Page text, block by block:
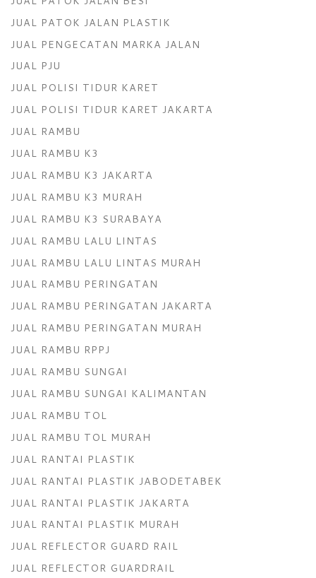
JUAL PATOK JALAN PLASTIK
JUAL PENGECATAN MARKA JALAN
JUAL PJU
JUAL POLISI TIDUR KARET
JUAL POLISI TIDUR KARET JAKARTA
JUAL RAMBU
JUAL RAMBU K3
JUAL RAMBU K3 JAKARTA
JUAL RAMBU K3 MURAH
JUAL RAMBU K3 SURABAYA
JUAL RAMBU LALU LINTAS
JUAL RAMBU LALU LINTAS MURAH
JUAL RAMBU PERINGATAN
JUAL RAMBU PERINGATAN JAKARTA
JUAL RAMBU PERINGATAN MURAH
JUAL RAMBU RPPJ
JUAL RAMBU SUNGAI
JUAL RAMBU SUNGAI KALIMANTAN
JUAL RAMBU TOL
JUAL RAMBU TOL MURAH
JUAL RANTAI PLASTIK
JUAL RANTAI PLASTIK JABODETABEK
JUAL RANTAI PLASTIK JAKARTA
JUAL RANTAI PLASTIK MURAH
JUAL REFLECTOR GUARD RAIL
JUAL REFLECTOR GUARDRAIL